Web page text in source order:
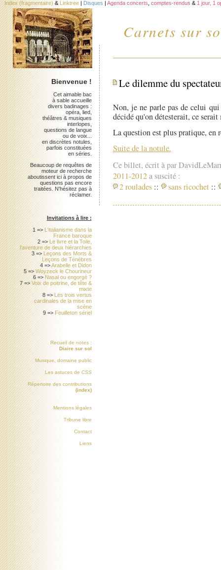
Carnets sur
Index (fragmentaire) & Linktree | Disques | Agenda concerts comptes-rendus & 1 jour, 1
Le dilemme du
Non, je ne parle pas de celui
décidé qu'on détesterait, ce serait
La question est plus pratique, en
Suite de la notule.
Ce billet, écrit à par
2011-2012a suscité :
2 roulades :: sans ricochet ::
Bienvenue !
Cet aimable bac
à sable accueille
divers badinages :
opéra, lied,
théâtres & musiques
interlopes,
questions de langue
ou de voix...
en discrètes notules,
parfois constituées
en séries.
Beaucoup de requêtes de
moteur de recherche
aboutissent ici à propos de
questions pas encore
traitées. N'hésitez pas à
réclamer.
Invitations à lire :
1 => L'italianisme dans la
France baroque
2 => Le livre et la Toile,
l'aventure de deux hiérarchies
3 => Leçons des Morts &
Leçons de Ténèbres
4 =>Arabelle et Didon
5 =>Woyzeck le Chourineur
6 => Nasal ou engorgé ?
7 =>Voix de poitrine, de tête &
mixte
8 => Les trois vertus
cardinales de la mise en
scène
9 => Feuilleton sériel
Recueil de notes :
Diaire sur sol
Musique, domaine public
Les astuces de CSS
Répertoire des contributions
(index)
Mentions légales
Tribune libre
Contact
Liens